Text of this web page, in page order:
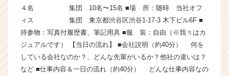
ン
チ
ー・
成
長
企
４名 集団 10名〜15名 ■場 所：随時 当社オフ
ィス 集団 東京都渋谷区渋谷1-17-3 木下ビル6F ■
持参物：写真付履歴書、筆記用具 ■服 装：自由（※我々はカ
ジュアルです） 【当日の流れ】 ■会社説明（約40分） 何を
している会社なのか？、どんな先輩がいるか？他社の違いは？
など ■仕事内容＆一日の流れ（約40分） どんな仕事内容なの